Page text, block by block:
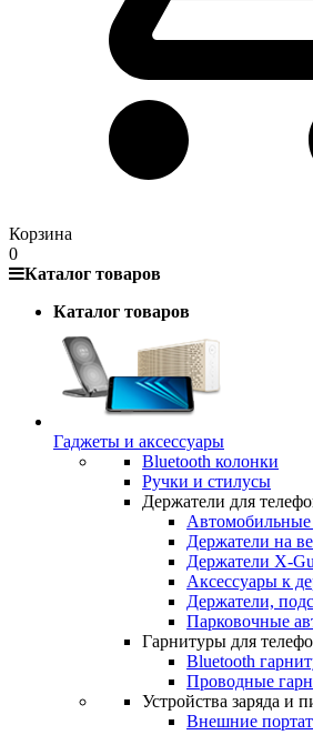
Корзина
0
Каталог товаров
Каталог товаров
Гаджеты и аксессуары
Bluetooth колонки
Ручки и стилусы
Держатели для
Автомобильные
Держатели на
Держатели X-
Аксессуары к
Держатели,
Парковочные
Гарнитуры для
Bluetooth
Проводные
Устройства заряда и
Внешние